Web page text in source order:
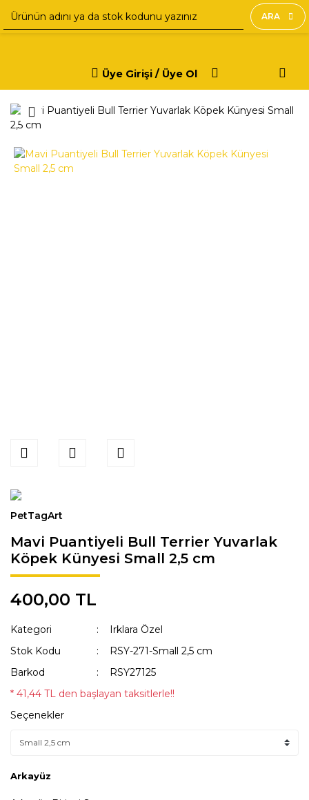
ARA
Üye Girişi / Üye Ol
PetTagArt
Mavi Puantiyeli Bull Terrier Yuvarlak
Köpek Künyesi Small 2,5 cm
400,00 TL
Kategori
Irklara Özel
Stok Kodu
RSY-271-Small 2,5 cm
Barkod
RSY27125
* 41,44 TL den başlayan taksitlerle!!
Seçenekler
Arkayüz